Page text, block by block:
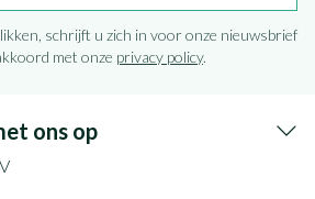
schrijft u zich in voor onze nieuwsbrief
met onze privacy policy.
ons op